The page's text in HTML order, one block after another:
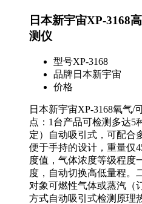
日本新宇宙XP-3168
测仪
型号XP-3168
品牌日本新宇宙
价格
日本新宇宙XP-3168氧气/
点：1台产品可检测多达5
定）自动吸引式，可配合
便于手持的设计，重量仅
度值，气体浓度等级程度
度，自动切换高低量程。
对象可燃性气体或蒸汽
方式自动吸引式检测原理